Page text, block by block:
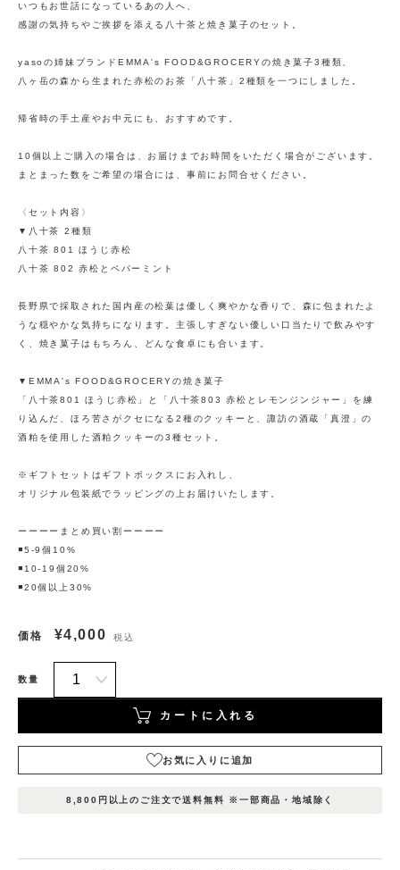
いつもお世話になっているあの人へ、
感謝の気持ちやご挨拶を添える八十茶と焼き菓子のセット。
yasoの姉妹ブランドEMMA's FOOD&GROCERYの焼き菓子3種類、
八ヶ岳の森から生まれた赤松のお茶「八十茶」2種類を一つにしました。
帰省時の手土産やお中元にも、おすすめです。
10個以上ご購入の場合は、お届けまでお時間をいただく場合がございます。
まとまった数をご希望の場合には、事前にお問合せください。
〈セット内容〉
▼八十茶 2種類
八十茶 801 ほうじ赤松
八十茶 802 赤松とペパーミント
長野県で採取された国内産の松葉は優しく爽やかな香りで、森に包まれたよ
うな穏やかな気持ちになります。主張しすぎない優しい口当たりで飲みやす
く、焼き菓子はもちろん、どんな食卓にも合います。
▼EMMA's FOOD&GROCERYの焼き菓子
「八十茶801 ほうじ赤松」と「八十茶803 赤松とレモンジンジャー」を練
り込んだ、ほろ苦さがクセになる2種のクッキーと、諏訪の酒蔵「真澄」の
酒粕を使用した酒粕クッキーの3種セット。
※ギフトセットはギフトボックスにお入れし、
オリジナル包装紙でラッピングの上お届けいたします。
ーーーーまとめ買い割ーーーー
◾️5-9個10%
◾️10-19個20%
◾️20個以上30%
価格 ¥4,000 税込
数量
カートに入れる
お気に入りに追加
示
在庫
状況
ー
8,800円以上のご注文で送料無料 ※一部商品・地域除く